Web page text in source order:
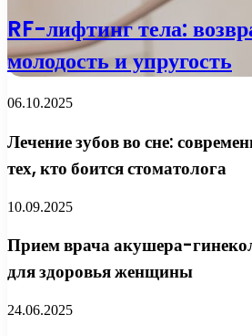
RF-лифтинг тела:
молодость и упругость
06.10.2025
Лечение зубов во сне:
тех, кто боится стоматолога
10.09.2025
Прием врача акушера-
для здоровья женщины
24.06.2025